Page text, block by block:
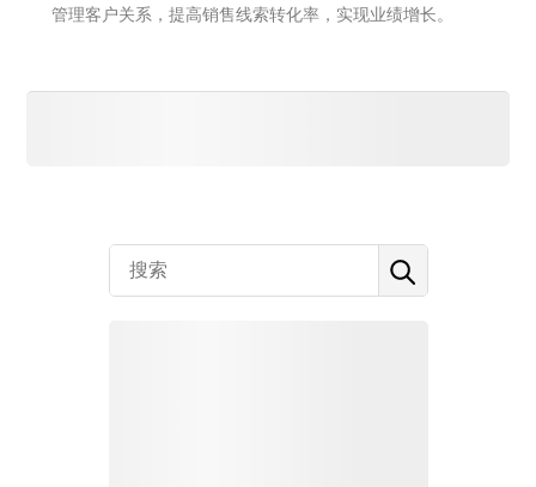
管理客户关系，提高销售线索转化率，实现业绩增长。